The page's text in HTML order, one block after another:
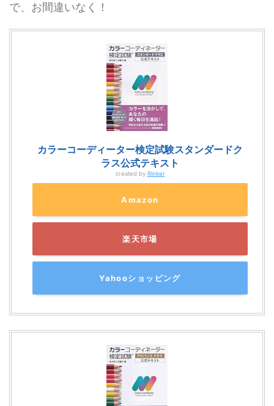
で、お間違いなく！
カラーコーディーター検定試験スタンダードク
ラス公式テキスト
created by Rinker
Amazon
楽天市場
Yahooショッピング